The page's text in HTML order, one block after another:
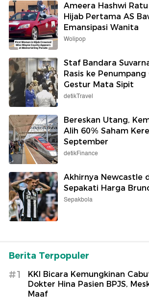
Ameera Hashwi
Hijab Pertama AS
Emansipasi Wanita
Wolipop
Staf Bandara
Rasis ke Penumpang
Gestur Mata Sipit
detikTravel
Bereskan Utang,
Alih 60% Saham
September
detikFinance
Akhirnya Newcastle
Sepakati Harga
Sepakbola
Berita Terpopuler
#1
KKI Bicara Kemungkinan
Dokter Hina Pasien BPJS,
Maaf